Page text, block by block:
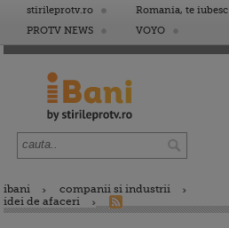
stirileprotv.ro Romania, te iubesc
PROTV NEWS
VOYO
ibani
companii si industrii
idei de afaceri